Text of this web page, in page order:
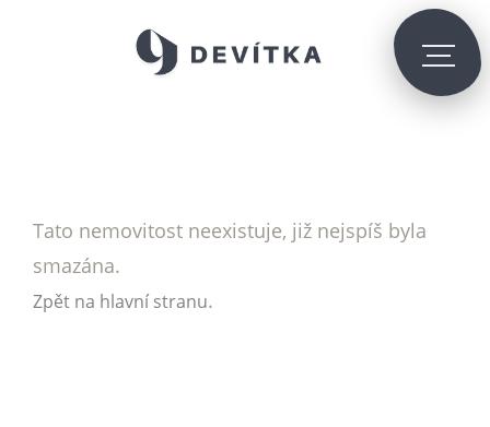
Tato nemovitost neexistuje, již nejspíš byla
smazána.
Zpět na hlavní stranu.